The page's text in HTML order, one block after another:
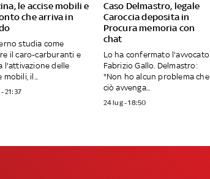
le accise mobili e
che arriva in
studia come
il caro-carburanti e
l'attivazione delle
mobili, il...
21:37
Caso Delmastro, legale
Caroccia deposita in
Procura memoria con
chat
Lo ha confermato l'avvocato
Fabrizio Gallo. Delmastro:
"Non ho alcun problema che
ciò avvenga...
24 lug - 18:50